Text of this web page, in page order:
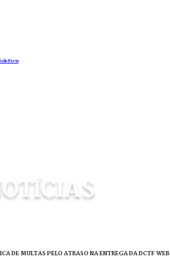
Preto
DE MULTAS PELO ATRASO NA ENTREGA DA DCTF WEB